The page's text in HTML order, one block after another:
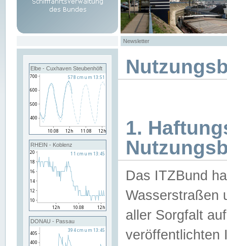
Newsletter
Elbe - Cuxhaven Steubenhöft
RHEIN - Koblenz
DONAU - Passau
1.
Das ITZBund
Wasserstraßen
aller Sorgfalt
veröffentlichten